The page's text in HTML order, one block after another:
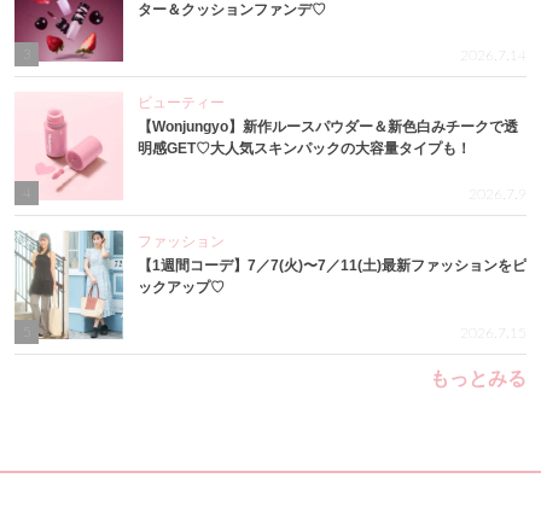
3
ター＆クッションファンデ♡
2026.7.14
4
ビューティー
【Wonjungyo】新作ルースパウダー＆新色白みチークで透
明感GET♡大人気スキンパックの大容量タイプも！
2026.7.9
ファッション
【1週間コーデ】7／7(火)〜7／11(土)最新ファッションをピ
ックアップ♡
2026.7.15
もっとみる